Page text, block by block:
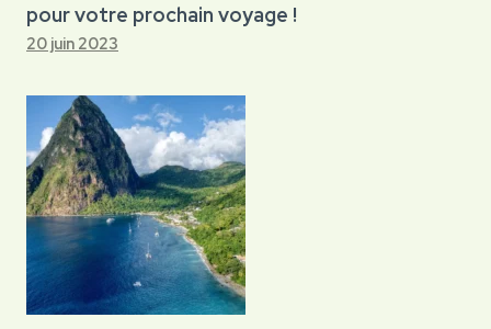
pour votre prochain voyage !
20 juin 2023